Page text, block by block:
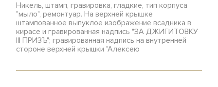
Никель, штамп, гравировка, гладкие, тип корпуса
"мыло", ремонтуар. На верхней крышке
штампованное выпуклое изображение всадника в
кирасе и гравированная надпись "ЗА ДЖИГИТОВКУ
III ПРИЗЪ"; гравированная надпись на внутренней
стороне верхней крышки "Алексею